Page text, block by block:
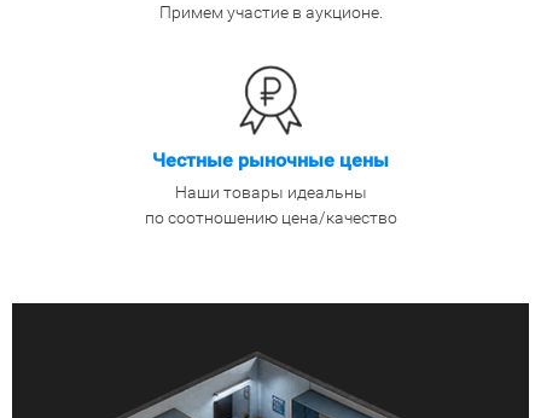
Примем участие в аукционе.
Честные рыночные цены
Наши товары идеальны
по соотношению цена/качество